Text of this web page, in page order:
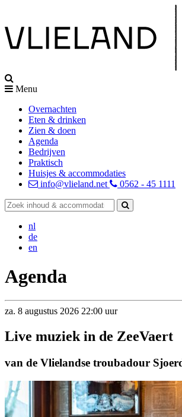
Menu
Overnachten
Eten & drinken
Zien & doen
Agenda
Bedrijven
Praktisch
Huisjes & accommodaties
info@vlieland.net
0562 - 45 1111
nl
de
en
Agenda
za. 8 augustus 2026 22:00 uur
Live muziek in de ZeeVaert
van de Vlielandse troubadour